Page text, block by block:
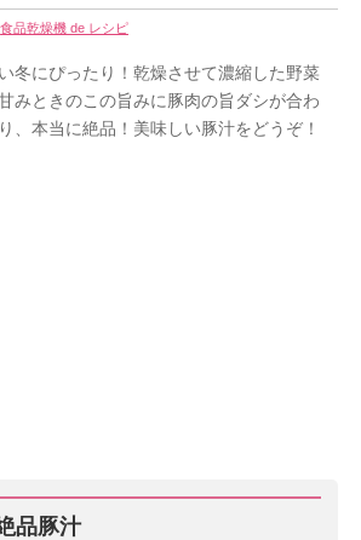
食品乾燥機 de レシピ
冬にぴったり！乾燥させて濃縮した野菜
みときのこの旨みに豚肉の旨ダシが合わ
、本当に絶品！美味しい豚汁をどうぞ！
品豚汁